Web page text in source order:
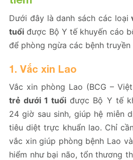
Dưới đây là danh sách các loại
tuổi được Bộ Y tế khuyến cáo
để phòng ngừa các bệnh truyền
1. Vắc xin Lao
Vắc xin phòng Lao (BCG –
trẻ dưới 1 tuổi được Bộ Y tế
24 giờ sau sinh, giúp hệ miễn
tiêu diệt trực khuẩn lao. Chỉ
vắc xin giúp phòng bệnh Lao
hiểm như bại não, tổn thương